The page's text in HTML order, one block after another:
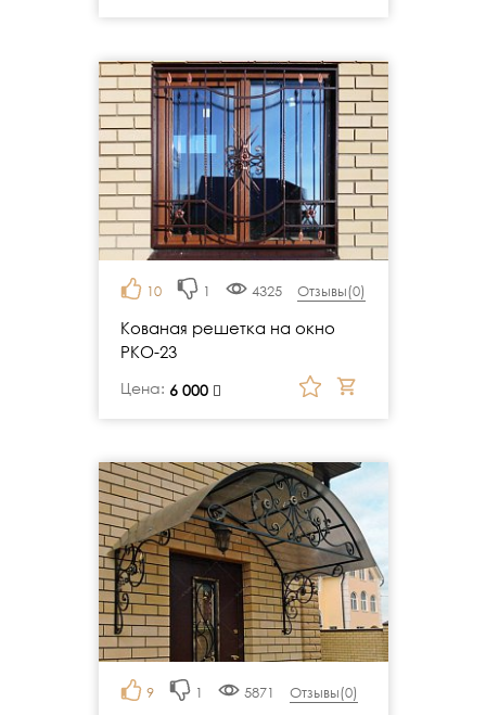
10 1 4325 Отзывы(0)
Кованая решетка на окно
РКО-23
Цена: 6 000
руб.
9 1 5871 Отзывы(0)